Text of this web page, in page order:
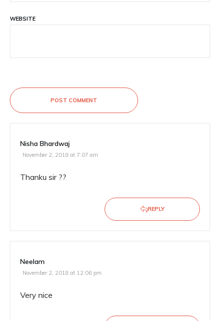
WEBSITE
POST COMMENT
Nisha Bhardwaj
November 2, 2018 at 7:07 am
Thanku sir ??
REPLY
Neelam
November 2, 2018 at 12:06 pm
Very nice